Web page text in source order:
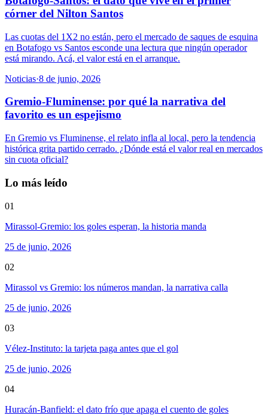
córner del Nilton Santos
Las cuotas del 1X2 no están, pero el mercado de saques de esquina
en Botafogo vs Santos esconde una lectura que ningún operador
está mirando. Acá, el valor está en el arranque.
Noticias·8 de junio, 2026
Gremio-Fluminense: por qué la narrativa del
favorito es un espejismo
En Gremio vs Fluminense, el relato infla al local, pero la tendencia
histórica grita partido cerrado. ¿Dónde está el valor real en mercados
sin cuota oficial?
Lo más leído
01
Mirassol-Gremio: los goles esperan, la historia manda
25 de junio, 2026
02
Mirassol vs Gremio: los números mandan, la narrativa calla
25 de junio, 2026
03
Vélez-Instituto: la tarjeta paga antes que el gol
25 de junio, 2026
04
Huracán-Banfield: el dato frío que apaga el cuento de goles